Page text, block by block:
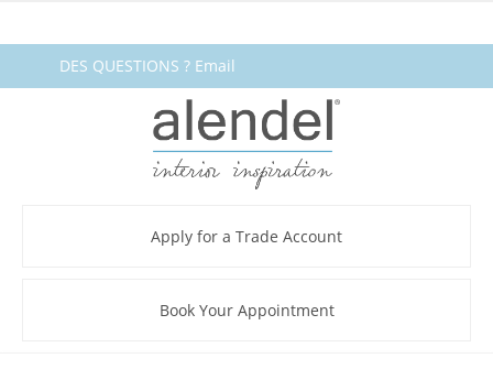
DES QUESTIONS ? Email
fabrics@alendel.comor call
1.800.387.9968 ★ SERVICE ★
Apply for a Trade Account
Book Your Appointment